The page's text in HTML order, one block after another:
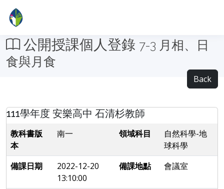
公開授課個人登錄 7-3 月相、日
食與月食
Back
111學年度 安樂高中 石清杉教師
教科書版
本
南一 領域科目
自然科學-地
球科學
備課日期
2022-12-20
13:10:00
備課地點 會議室